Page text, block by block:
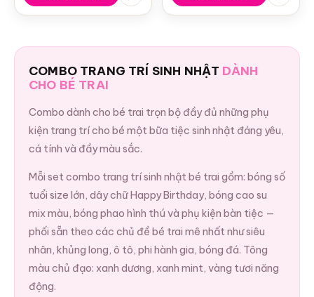
COMBO TRANG TRÍ SINH NHẬT DÀNH
CHO BÉ TRAI
Combo dành cho bé trai trọn bộ đầy đủ những phụ
kiện trang trí cho bé một bữa tiệc sinh nhật đáng yêu,
cá tính và đầy màu sắc.
Mỗi set combo trang trí sinh nhật bé trai gồm: bóng số
tuổi size lớn, dây chữ Happy Birthday, bóng cao su
mix màu, bóng phao hình thú và phụ kiện bàn tiệc —
phối sẵn theo các chủ đề bé trai mê nhất như siêu
nhân, khủng long, ô tô, phi hành gia, bóng đá. Tông
màu chủ đạo: xanh dương, xanh mint, vàng tươi năng
động.